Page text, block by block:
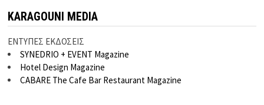
KARAGOUNI MEDIA
ΕΝΤΥΠΕΣ ΕΚΔΟΣΕΙΣ
SYNEDRIO + EVENT Magazine
Hotel Design Magazine
CABARE The Cafe Bar Restaurant Magazine